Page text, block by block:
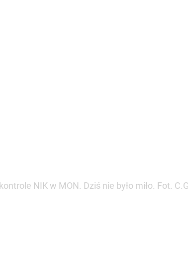
NIK w MON. Dziś nie było miło. Fot.